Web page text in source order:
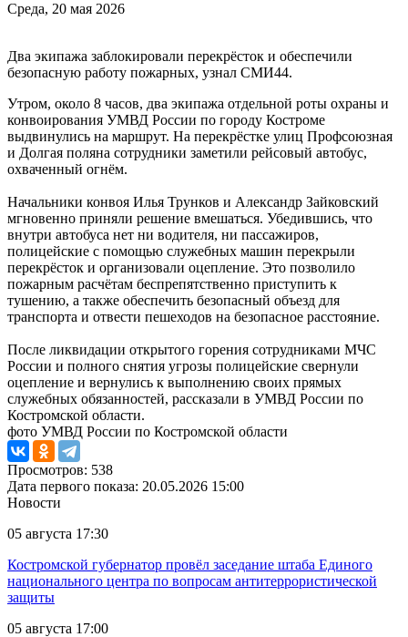
Среда, 20 мая 2026
Два экипажа заблокировали перекрёсток и обеспечили
безопасную работу пожарных, узнал СМИ44.
Утром, около 8 часов, два экипажа отдельной роты охраны и
конвоирования УМВД России по городу Костроме
выдвинулись на маршрут. На перекрёстке улиц Профсоюзная
и Долгая поляна сотрудники заметили рейсовый автобус,
охваченный огнём.
Начальники конвоя Илья Трунков и Александр Зайковский
мгновенно приняли решение вмешаться. Убедившись, что
внутри автобуса нет ни водителя, ни пассажиров,
полицейские с помощью служебных машин перекрыли
перекрёсток и организовали оцепление. Это позволило
пожарным расчётам беспрепятственно приступить к
тушению, а также обеспечить безопасный объезд для
транспорта и отвести пешеходов на безопасное расстояние.
После ликвидации открытого горения сотрудниками МЧС
России и полного снятия угрозы полицейские свернули
оцепление и вернулись к выполнению своих прямых
служебных обязанностей, рассказали в УМВД России по
Костромской области.
фото УМВД России по Костромской области
Просмотров: 538
Дата первого показа: 20.05.2026 15:00
Новости
05 августа 17:30
Костромской губернатор провёл заседание штаба Единого
национального центра по вопросам антитеррористической
защиты
05 августа 17:00